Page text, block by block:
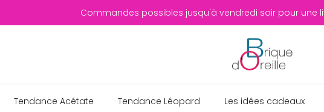
Commandes possibles jusqu'à vendredi soir pour une
Tendance Acétate Tendance Léopard Les idées cadeaux